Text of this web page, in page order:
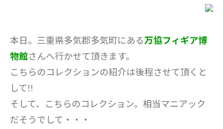
本日。三重県多気郡多気町にある万協フィギア博
物館さんへ行かせて頂きます。
こちらのコレクションの紹介は後程させて頂くと
して!!
そして、こちらのコレクション。相当マニアック
だそうでして・・・